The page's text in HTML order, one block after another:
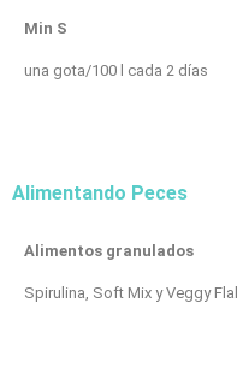
Min S
una gota/100 l cada 2 días
Alimentando Peces
Alimentos granulados
Spirulina, Soft Mix y Veggy